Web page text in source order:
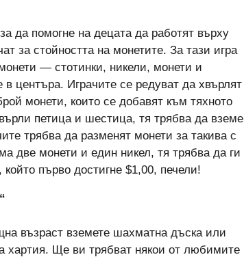
да помогне на децата да работят върху
за стойността на монетите. За тази игра
— стотинки, никели, монети и
в центъра. Играчите се редуват да хвърлят
монети, които се добавят към тяхното
петица и шестица, тя трябва да вземе
трябва да разменят монети за такива с
две монети и един никел, тя трябва да ги
първо достигне $1,00, печели!
възраст вземете шахматна дъска или
хартия. Ще ви трябват някои от любимите